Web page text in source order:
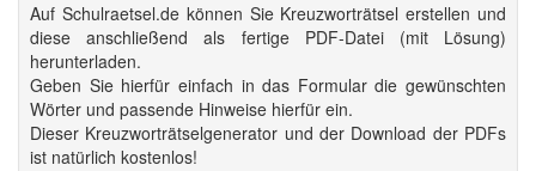
Auf Schulraetsel.de können Sie Kreuzworträtsel erstellen und
diese anschließend als fertige PDF-Datei (mit Lösung)
herunterladen.
Geben Sie hierfür einfach in das Formular die gewünschten
Wörter und passende Hinweise hierfür ein.
Dieser Kreuzworträtselgenerator und der Download der PDFs
ist natürlich kostenlos!